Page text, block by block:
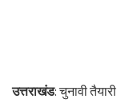
उत्तराखंड: चुनावी